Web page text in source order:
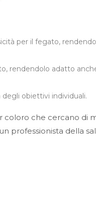
per il fegato,
rendendolo adatto
obiettivi individuali.
coloro che cercano di
professionista della